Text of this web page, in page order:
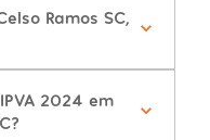
Ramos SC,
2024 em